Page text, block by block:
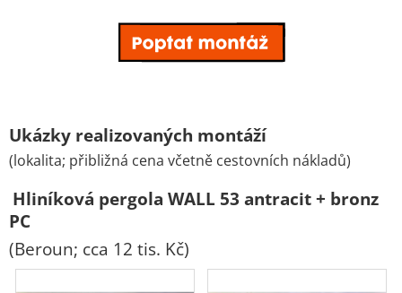
Ukázky realizovaných montáží
(lokalita; přibližná cena včetně cestovních nákladů)
Hliníková pergola WALL 53 antracit + bronz
PC
(Beroun; cca 12 tis. Kč)